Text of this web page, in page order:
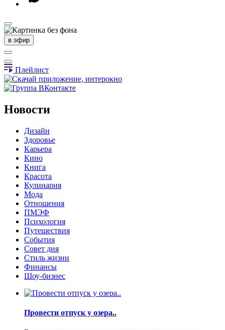
в эфир
Плейлист
Новости
Дизайн
Здоровье
Карьера
Кино
Книга
Красота
Кулинария
Мода
Отношения
ПМЭФ
Психология
Путешествия
События
Совет дня
Стиль жизни
Финансы
Шоу-бизнес
Провести отпуск у озера..